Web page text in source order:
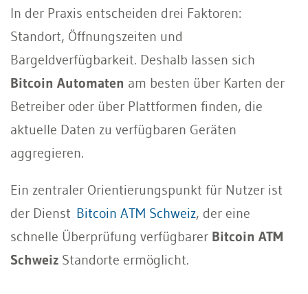
In der Praxis entscheiden drei Faktoren:
Standort, Öffnungszeiten und
Bargeldverfügbarkeit. Deshalb lassen sich
Bitcoin Automaten am besten über Karten der
Betreiber oder über Plattformen finden, die
aktuelle Daten zu verfügbaren Geräten
aggregieren.
Ein zentraler Orientierungspunkt für Nutzer ist
der Dienst Bitcoin ATM Schweiz, der eine
schnelle Überprüfung verfügbarer Bitcoin ATM
Schweiz Standorte ermöglicht.